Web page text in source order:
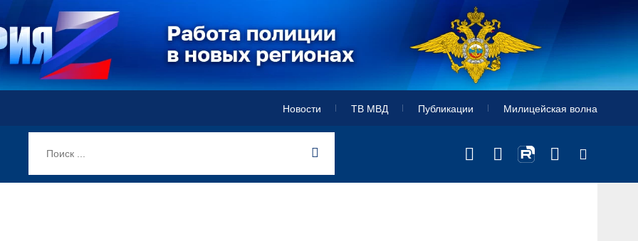
Новости ТВ МВД Публикации Милицейская волна